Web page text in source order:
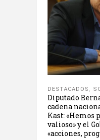
DESTACADOS ,
Diputado
cadena
Kast: «Hemos
valioso» y el
«acciones,